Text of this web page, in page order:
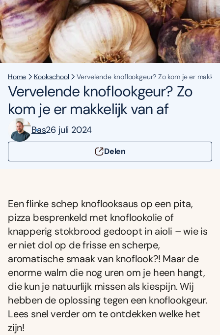
Home Kookschool Vervelende knoflookgeur? Zo kom je er
Vervelende knoflookgeur? Zo
kom je er makkelijk van af
Bas26 juli 2024
Delen
Een flinke schep knoflooksaus op een pita,
pizza besprenkeld met knoflookolie of
knapperig stokbrood gedoopt in aioli – wie is
er niet dol op de frisse en scherpe,
aromatische smaak van knoflook?! Maar de
enorme walm die nog uren om je heen hangt,
die kun je natuurlijk missen als kiespijn. Wij
hebben de oplossing tegen een knoflookgeur.
Lees snel verder om te ontdekken welke het
zijn!